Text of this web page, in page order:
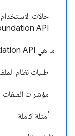
API
ما هي Storage Foundation API؟
طلبات نظام
مؤشرات الملفات
أمثلة كاملة